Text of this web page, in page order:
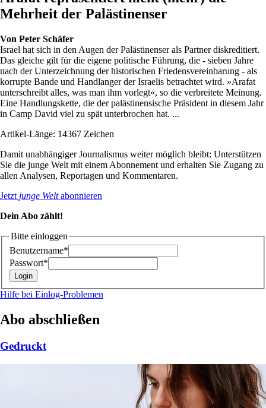
Mehrheit der Palästinenser
Von Peter Schäfer
Israel hat sich in den Augen der Palästinenser als Partner diskreditiert.
Das gleiche gilt für die eigene politische Führung, die - sieben Jahre
nach der Unterzeichnung der historischen Friedensvereinbarung - als
korrupte Bande und Handlanger der Israelis betrachtet wird. »Arafat
unterschreibt alles, was man ihm vorlegt«, so die verbreitete Meinung.
Eine Handlungskette, die der palästinensische Präsident in diesem Jahr
in Camp David viel zu spät unterbrochen hat. ...
Artikel-Länge: 14367 Zeichen
Damit unabhängiger Journalismus weiter möglich bleibt: Unterstützen
Sie die junge Welt mit einem Abonnement und erhalten Sie Zugang zu
allen Analysen, Reportagen und Kommentaren.
Jetzt junge Weltabonnieren
Dein Abo zählt!
Bitte einloggen
Benutzername*
Passwort*
Hilfe bei Einlog-Problemen
Abo abschließen
Gedruckt